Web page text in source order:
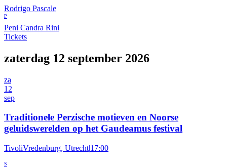
Rodrigo Pascale
P
Peni Candra Rini
Tickets
zaterdag 12 september 2026
za
12
sep
Traditionele Perzische motieven en Noorse
geluidswerelden op het Gaudeamus festival
TivoliVredenburg, Utrecht|17:00
S